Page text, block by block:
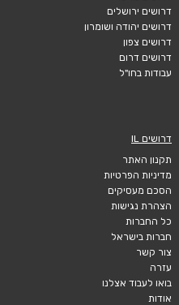
דרושים ירושלים
דרושים יהודה ושומרון
דרושים צפון
דרושים דרום
עבודות בחו"ל
דרושים IL
תקנון האתר
מדיניות הפרטיות
הסכם מעסיקים
הצהרת נגישות
כל החברות
חברות בישראל
צור קשר
עזרה
בואו לעבוד אצלנו
אודות